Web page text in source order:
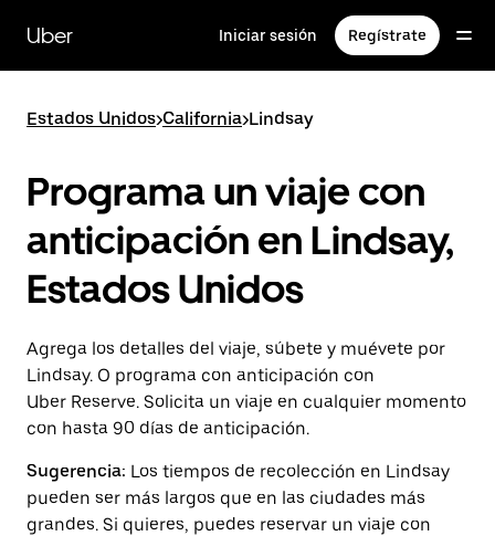
contenido
principal
Uber Iniciar sesión Regístrate
Estados Unidos>California>Lindsay
Programa un viaje con
anticipación en Lindsay,
Estados Unidos
Agrega los detalles del viaje, súbete y muévete por
Lindsay. O programa con anticipación con
Uber Reserve. Solicita un viaje en cualquier momento
con hasta 90 días de anticipación.
Sugerencia: Los tiempos de recolección en Lindsay
pueden ser más largos que en las ciudades más
grandes. Si quieres, puedes reservar un viaje con